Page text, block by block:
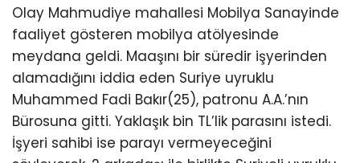
Olay Mahmudiye mahallesi Mobilya Sanayinde
faaliyet gösteren mobilya atölyesinde
meydana geldi. Maaşını bir süredir işyerinden
alamadığını iddia eden Suriye uyruklu
Muhammed Fadi Bakır(25), patronu A.A.’nın
Bürosuna gitti. Yaklaşık bin TL’lik parasını istedi.
İşyeri sahibi ise parayı vermeyeceğini